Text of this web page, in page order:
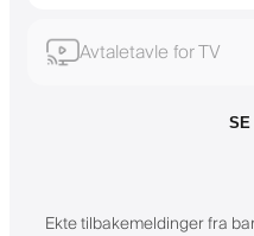
Avtaletavle for TV
SE
Ekte tilbakemeldinger fra